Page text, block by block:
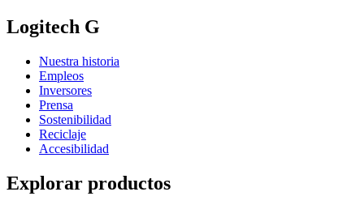
Logitech G
Nuestra historia
Empleos
Inversores
Prensa
Sostenibilidad
Reciclaje
Accesibilidad
Explorar productos